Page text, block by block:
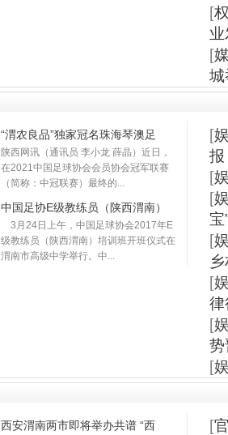
[
[
城
“渭农良品”独家冠名珠海琴澳足
陕西网讯（通讯员 李小龙 薛晶）近日，
在2021中国足球协会会员协会冠军联赛
（简称：中冠联赛）最终的...
中国足协E级教练员（陕西渭南）
3月24日上午，中国足球协会2017年E
级教练员（陕西渭南）培训班开班仪式在
渭南市高级中学举行。中...
[
报
[
[
宝
[
[
律
[
势
[
西安渭南两市即将举办共谱 “西 [